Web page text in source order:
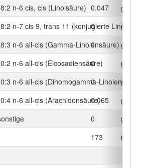
n-6 cis, cis (Linolsäure) 0.047
g
n-7 cis 9, trans 11 (konjugierte Linolsäure)
0
g
n-6 all-cis (Gamma-Linolensäure)
0
g
n-6 all-cis (Eicosadiensäure)
0
g
n-6 all-cis (Dihomogamma-Linolensäure)
0
g
n-6 all-cis (Arachidonsäure)0.065
g
0
g
173
mg